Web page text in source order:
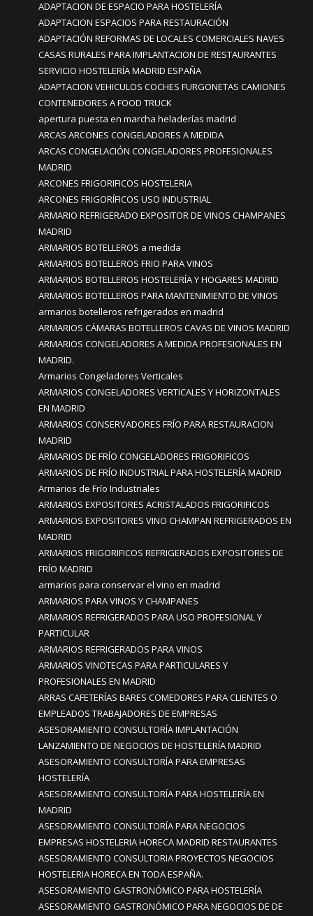
ADAPTACION DE ESPACIO PARA HOSTELERÍA
ADAPTACION ESPACIOS PARA RESTAURACIÓN
ADAPTACIÓN REFORMAS DE LOCALES COMERCIALES NAVES
CASAS RURALES PARA IMPLANTACION DE RESTAURANTES
SERVICIO HOSTELERÍA MADRID ESPAÑA
ADAPTACION VEHICULOS COCHES FURGONETAS CAMIONES
CONTENEDORES A FOOD TRUCK
apertura puesta en marcha heladerías madrid
ARCAS ARCONES CONGELADORES A MEDIDA
ARCAS CONGELACIÓN CONGELADORES PROFESIONALES
MADRID
ARCONES FRIGORIFICOS HOSTELERIA
ARCONES FRIGORÍFICOS USO INDUSTRIAL
ARMARIO REFRIGERADO EXPOSITOR DE VINOS CHAMPANES
MADRID
ARMARIOS BOTELLEROS a medida
ARMARIOS BOTELLEROS FRIO PARA VINOS
ARMARIOS BOTELLEROS HOSTELERÍA Y HOGARES MADRID
ARMARIOS BOTELLEROS PARA MANTENIMIENTO DE VINOS
armarios botelleros refrigerados en madrid
ARMARIOS CÁMARAS BOTELLEROS CAVAS DE VINOS MADRID
ARMARIOS CONGELADORES A MEDIDA PROFESIONALES EN
MADRID.
Armarios Congeladores Verticales
ARMARIOS CONGELADORES VERTICALES Y HORIZONTALES
EN MADRID
ARMARIOS CONSERVADORES FRÍO PARA RESTAURACION
MADRID
ARMARIOS DE FRÍO CONGELADORES FRIGORIFICOS
ARMARIOS DE FRÍO INDUSTRIAL PARA HOSTELERÍA MADRID
Armarios de Frío Industriales
ARMARIOS EXPOSITORES ACRISTALADOS FRIGORIFICOS
ARMARIOS EXPOSITORES VINO CHAMPAN REFRIGERADOS EN
MADRID
ARMARIOS FRIGORIFICOS REFRIGERADOS EXPOSITORES DE
FRÍO MADRID
armarios para conservar el vino en madrid
ARMARIOS PARA VINOS Y CHAMPANES
ARMARIOS REFRIGERADOS PARA USO PROFESIONAL Y
PARTICULAR
ARMARIOS REFRIGERADOS PARA VINOS
ARMARIOS VINOTECAS PARA PARTICULARES Y
PROFESIONALES EN MADRID
ARRAS CAFETERÍAS BARES COMEDORES PARA CLIENTES O
EMPLEADOS TRABAJADORES DE EMPRESAS
ASESORAMIENTO CONSULTORÍA IMPLANTACIÓN
LANZAMIENTO DE NEGOCIOS DE HOSTELERÍA MADRID
ASESORAMIENTO CONSULTORÍA PARA EMPRESAS
HOSTELERÍA
ASESORAMIENTO CONSULTORÍA PARA HOSTELERÍA EN
MADRID
ASESORAMIENTO CONSULTORÍA PARA NEGOCIOS
EMPRESAS HOSTELERIA HORECA MADRID RESTAURANTES
ASESORAMIENTO CONSULTORIA PROYECTOS NEGOCIOS
HOSTELERIA HORECA EN TODA ESPAÑA.
ASESORAMIENTO GASTRONÓMICO PARA HOSTELERÍA
ASESORAMIENTO GASTRONÓMICO PARA NEGOCIOS DE DE